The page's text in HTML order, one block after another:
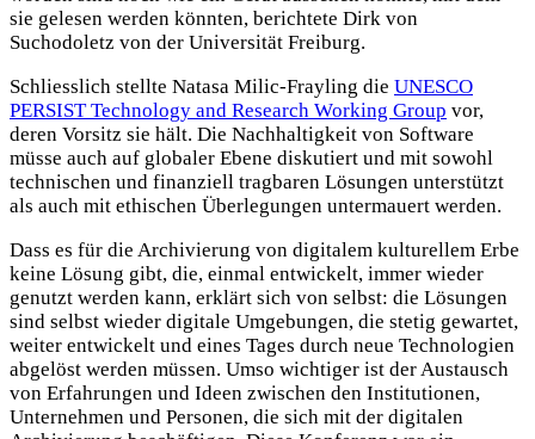
sie gelesen werden könnten, berichtete Dirk von
Suchodoletz von der Universität Freiburg.
Schliesslich stellte Natasa Milic-Frayling die UNESCO
PERSIST Technology and Research Working Group vor,
deren Vorsitz sie hält. Die Nachhaltigkeit von Software
müsse auch auf globaler Ebene diskutiert und mit sowohl
technischen und finanziell tragbaren Lösungen unterstützt
als auch mit ethischen Überlegungen untermauert werden.
Dass es für die Archivierung von digitalem kulturellem Erbe
keine Lösung gibt, die, einmal entwickelt, immer wieder
genutzt werden kann, erklärt sich von selbst: die Lösungen
sind selbst wieder digitale Umgebungen, die stetig gewartet,
weiter entwickelt und eines Tages durch neue Technologien
abgelöst werden müssen. Umso wichtiger ist der Austausch
von Erfahrungen und Ideen zwischen den Institutionen,
Unternehmen und Personen, die sich mit der digitalen